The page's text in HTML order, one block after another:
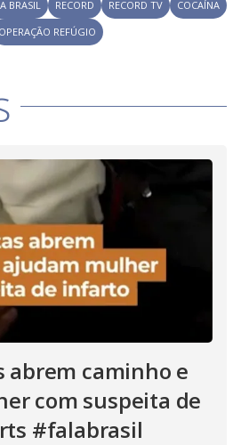
V
e
o
BRASIL RECORD RECORD TV
COCAÍNA
OPERAÇÃO REFÚGIO
abrem caminho e
com suspeita de
#falabrasil